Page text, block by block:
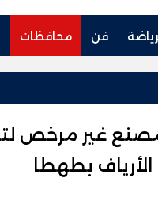
فن محافظات
غير مرخص